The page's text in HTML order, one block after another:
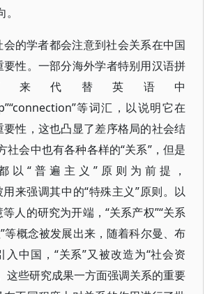
的学者都会注意到社会关系在中国
性。一部分海外学者特别用汉语拼
来代替英语中
等词汇，以说明它在
性，这也凸显了差序格局的社会结
会中也有各种各样的“关系”，但是
以“普遍主义”原则为前提，
来强调其中的“特殊主义”原则。以
人的研究为开端，“关系产权”“关系
等概念被发展出来，随着科尔曼、布
入中国，“关系”又被改造为“社会资
这些研究成果一方面强调关系的重要